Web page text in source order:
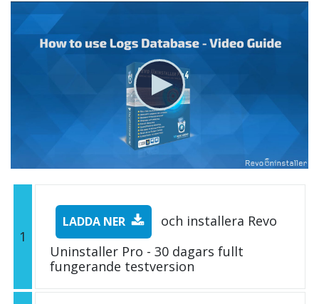
1
LADDA NER
och installera Revo
Uninstaller Pro - 30 dagars fullt
fungerande testversion